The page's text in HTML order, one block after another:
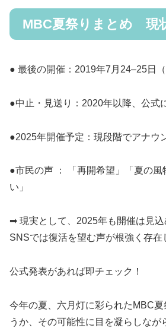
MBC夏祭りまとめ 現
● 最後の開催：2019年7月24–25日（
●中止・見送り：2020年以降、公式
●2025年開催予定：現段階でアナウ
●市民の声 ： 「再開希望」「夏の風
い」
➡ 現実として、2025年も開催は見込
SNSでは復活を望む声が根強く存在
公式発表があれば即チェック！
今年の夏、六月灯に彩られたMBC
うか、その可能性に目を凝らしなが